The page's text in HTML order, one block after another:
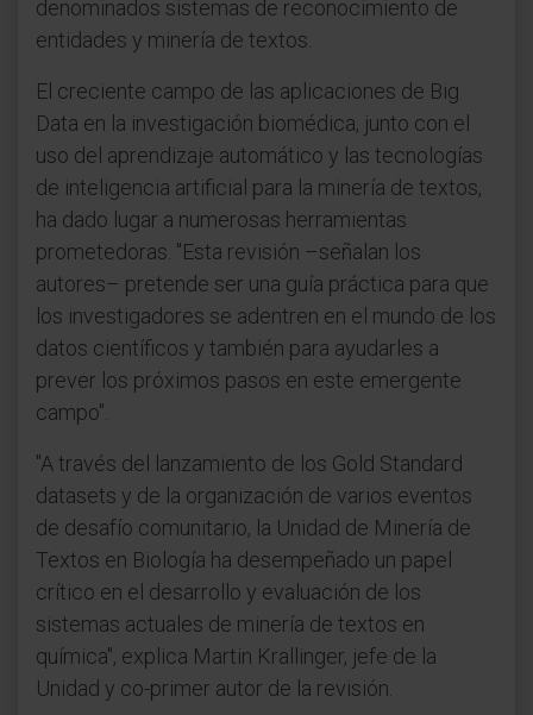
denominados sistemas de reconocimiento de
entidades y minería de textos.
El creciente campo de las aplicaciones de Big
Data en la investigación biomédica, junto con el
uso del aprendizaje automático y las tecnologías
de inteligencia artificial para la minería de textos,
ha dado lugar a numerosas herramientas
prometedoras. "Esta revisión –señalan los
autores– pretende ser una guía práctica para que
los investigadores se adentren en el mundo de los
datos científicos y también para ayudarles a
prever los próximos pasos en este emergente
campo".
"A través del lanzamiento de los Gold Standard
datasets y de la organización de varios eventos
de desafío comunitario, la Unidad de Minería de
Textos en Biología ha desempeñado un papel
crítico en el desarrollo y evaluación de los
sistemas actuales de minería de textos en
química", explica Martin Krallinger, jefe de la
Unidad y co-primer autor de la revisión.